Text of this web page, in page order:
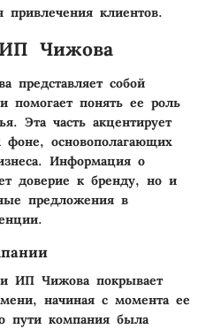
клиентов.
Чижова
представляет собой
помогает понять ее роль
Эта часть акцентирует
фоне, основополагающих
Информация о
доверие к бренду, но и
предложения в
ИП Чижова покрывает
начиная с момента ее
пути компания была